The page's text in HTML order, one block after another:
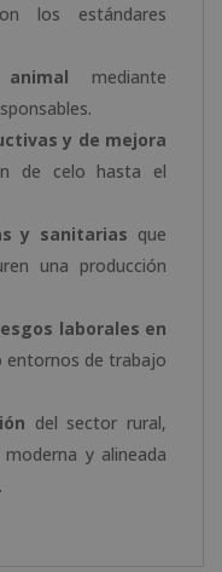
los estándares
mediante
y de mejora
de celo hasta el
y sanitarias que
una producción
laborales en
entornos de trabajo
del sector rural,
y alineada